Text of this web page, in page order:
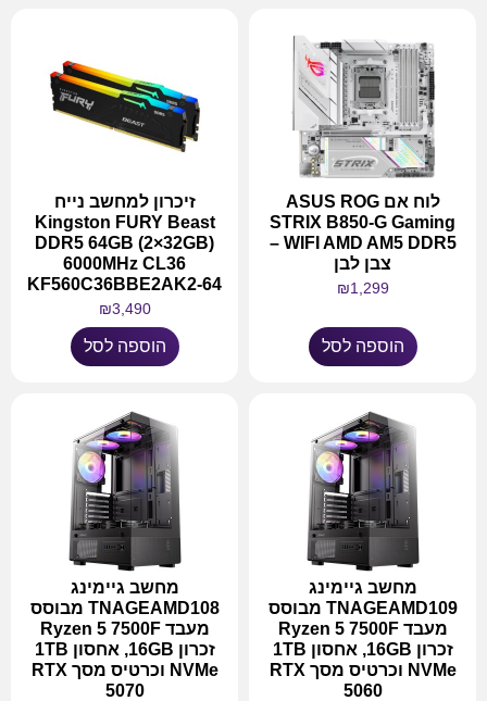
לוח אם ASUS ROG
STRIX B850-G Gaming
WIFI AMD AM5 DDR5 –
צבן לבן
₪1,299
הוספה לסל
זיכרון למחשב נייח
Kingston FURY Beast
DDR5 64GB (2×32GB)
6000MHz CL36
KF560C36BBE2AK2-64
₪3,490
הוספה לסל
מחשב גיימינג
TNAGEAMD109 מבוסס
מעבד Ryzen 5 7500F
זכרון 16GB, אחסון 1TB
NVMe וכרטיס מסך RTX
5060
מחשב גיימינג
TNAGEAMD108 מבוסס
מעבד Ryzen 5 7500F
זכרון 16GB, אחסון 1TB
NVMe וכרטיס מסך RTX
5070